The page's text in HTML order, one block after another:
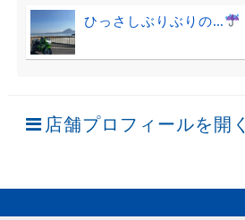
ひっさしぶりぶりの…
店舗プロフィールを開く